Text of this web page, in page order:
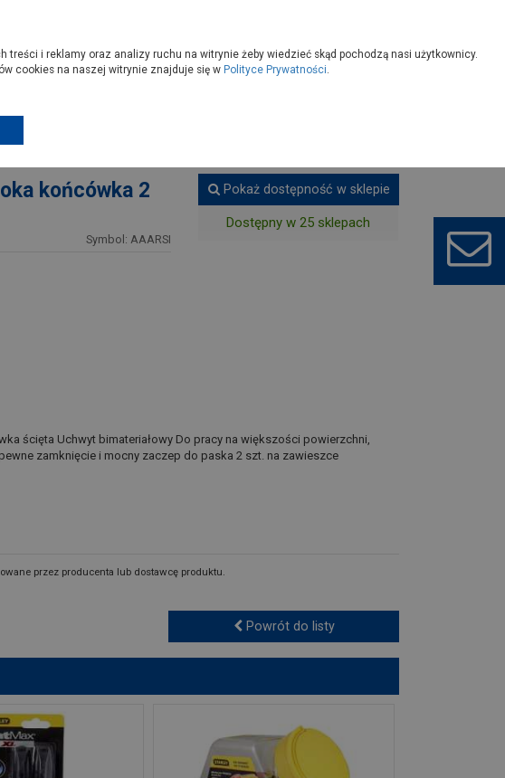
szkolne
końcówka 2
Symbol: AAARSI
Pokaż dostępność w sklepie
Dostępny w 25 sklepach
ścięta Uchwyt bimateriałowy Do pracy na większości powierzchni,
zamknięcie i mocny zaczep do paska 2 szt. na zawieszce
przez producenta lub dostawcę produktu.
Powrót do listy
i reklamy oraz analizy ruchu na witrynie żeby wiedzieć skąd pochodzą nasi użytkownicy.
cookies na naszej witrynie znajduje się w Polityce Prywatności.